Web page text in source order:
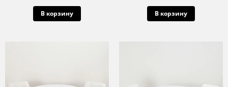
В корзину В корзину